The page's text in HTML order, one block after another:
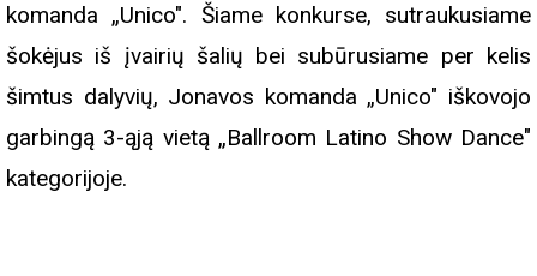
komanda „Unico". Šiame konkurse, sutraukusiame
šokėjus iš įvairių šalių bei subūrusiame per kelis
šimtus dalyvių, Jonavos komanda „Unico" iškovojo
garbingą 3-ąją vietą „Ballroom Latino Show Dance"
kategorijoje.